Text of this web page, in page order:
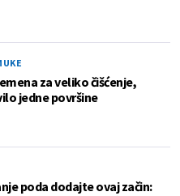
za veliko čišćenje,
jedne površine
poda dodajte ovaj začin: